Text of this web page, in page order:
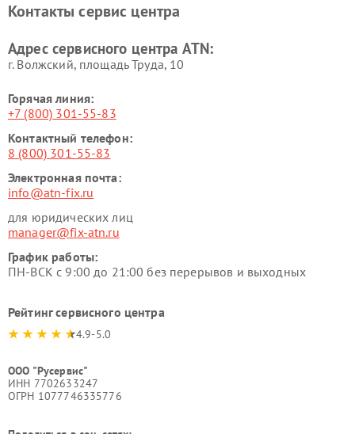
Контакты сервис центра
Адрес сервисного центра ATN:
г. Волжский, площадь Труда, 10
Горячая линия:
+7 (800) 301-55-83
Контактный телефон:
8 (800) 301-55-83
Электронная почта:
info@atn-fix.ru
для юридических лиц
manager@fix-atn.ru
График работы:
ПН-ВСК с 9:00 до 21:00 без перерывов и выходных
Рейтинг сервисного центра
4.9-5.0
ООО "Русервис"
ИНН 7702633247
ОГРН 1077746335776